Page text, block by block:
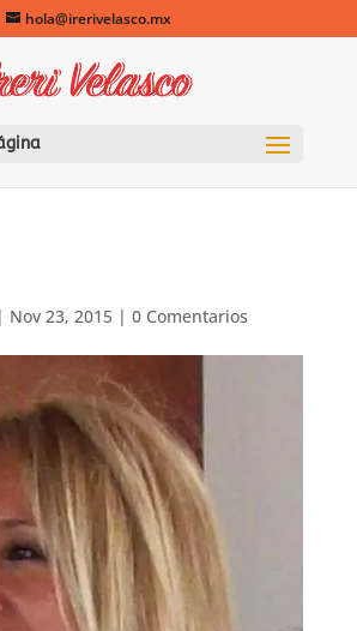
hola@irerivelasco.mx
| Nov 23, 2015| 0 Comentarios